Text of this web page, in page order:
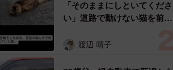
「そのままにしといてくださ
い」道路で動けない猫を前に
ようとした4日間 「命の重
渡辺 晴子